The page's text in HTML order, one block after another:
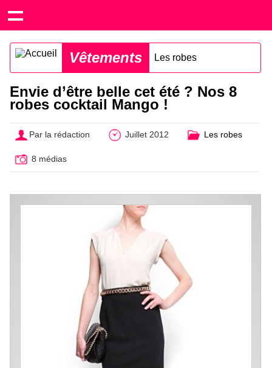
Vêtements Les robes
Envie d’être belle cet été ? Nos 8
robes cocktail Mango !
Par la rédaction Juillet 2012 Les robes
8 médias